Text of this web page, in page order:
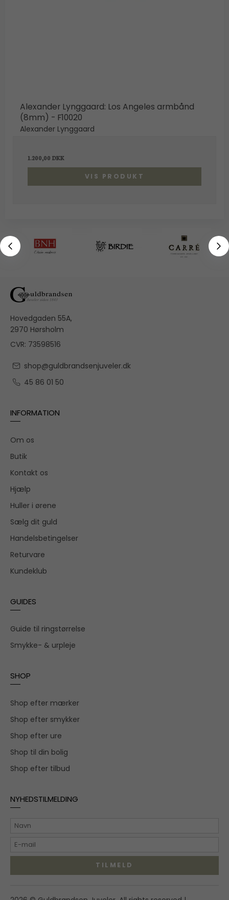
Alexander Lynggaard: Los Angeles armbånd
(8mm) - F10020
Alexander Lynggaard
1.200,00 DKK
VIS PRODUKT
Hovedgaden 55A,
2970 Hørsholm
CVR: 73598516
shop@guldbrandsenjuveler.dk
45 86 01 50
INFORMATION
Om os
Butik
Kontakt os
Hjælp
Huller i ørene
Sælg dit guld
Handelsbetingelser
Returvare
Kundeklub
GUIDES
Guide til ringstørrelse
Smykke- & urpleje
SHOP
Shop efter mærker
Shop efter smykker
Shop efter ure
Shop til din bolig
Shop efter tilbud
NYHEDSTILMELDING
TILMELD